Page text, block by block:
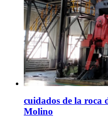
cuidados de la roca
Molino